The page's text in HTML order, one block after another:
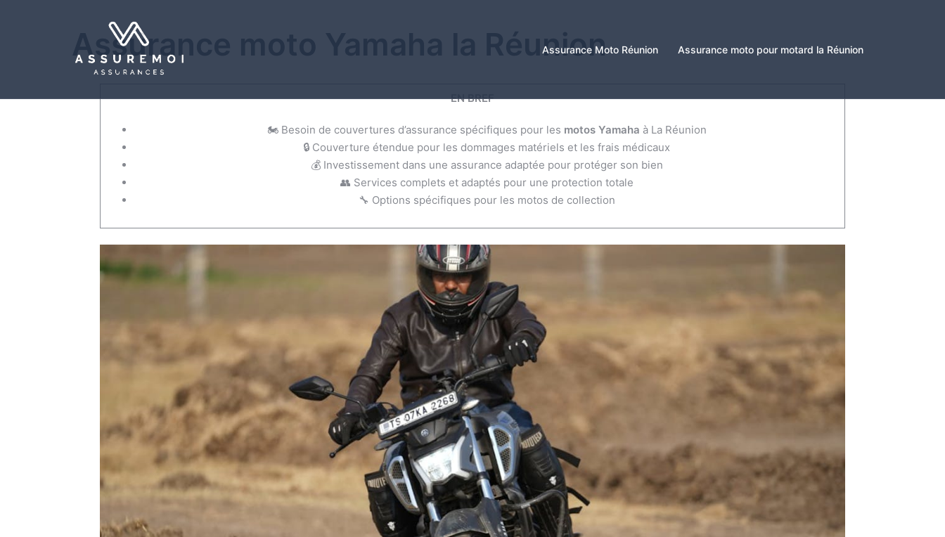
Assurance Moto Réunion Assurance moto pour motard la Réunion
Assurance moto Yamaha la Réunion
EN BREF
🏍️ Besoin de couvertures d’assurance spécifiques pour les motos Yamaha à La Réunion
🔒 Couverture étendue pour les dommages matériels et les frais médicaux
💰 Investissement dans une assurance adaptée pour protéger son bien
👥 Services complets et adaptés pour une protection totale
🔧 Options spécifiques pour les motos de collection